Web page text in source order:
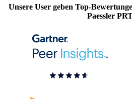
Unsere User geben Top-
Paessler